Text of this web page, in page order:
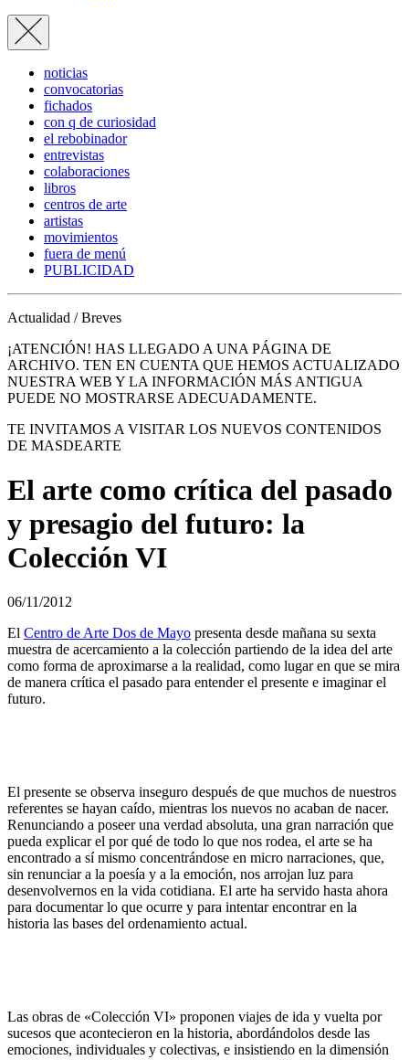
noticias
convocatorias
fichados
con q de curiosidad
el rebobinador
entrevistas
colaboraciones
libros
centros de arte
artistas
movimientos
fuera de menú
PUBLICIDAD
Actualidad / Breves
¡ATENCIÓN! HAS LLEGADO A UNA PÁGINA DE
ARCHIVO. TEN EN CUENTA QUE HEMOS ACTUALIZADO
NUESTRA WEB Y LA INFORMACIÓN MÁS ANTIGUA
PUEDE NO MOSTRARSE ADECUADAMENTE.
TE INVITAMOS A VISITAR LOS NUEVOS CONTENIDOS
DE MASDEARTE
El arte como crítica del pasado
y presagio del futuro: la
Colección VI
06/11/2012
El Centro de Arte Dos de Mayo presenta desde mañana su sexta
muestra de acercamiento a la colección partiendo de la idea del arte
como forma de aproximarse a la realidad, como lugar en que se mira
de manera crítica el pasado para entender el presente e imaginar el
futuro.
El presente se observa inseguro después de que muchos de nuestros
referentes se hayan caído, mientras los nuevos no acaban de nacer.
Renunciando a poseer una verdad absoluta, una gran narración que
pueda explicar el por qué de todo lo que nos rodea, el arte se ha
encontrado a sí mismo concentrándose en micro narraciones, que,
sin renunciar a la poesía y a la emoción, nos arrojan luz para
desenvolvernos en la vida cotidiana. El arte ha servido hasta ahora
para documentar lo que ocurre y para intentar encontrar en la
historia las bases del ordenamiento actual.
Las obras de «Colección VI» proponen viajes de ida y vuelta por
sucesos que acontecieron en la historia, abordándolos desde las
emociones, individuales y colectivas, e insistiendo en la dimensión